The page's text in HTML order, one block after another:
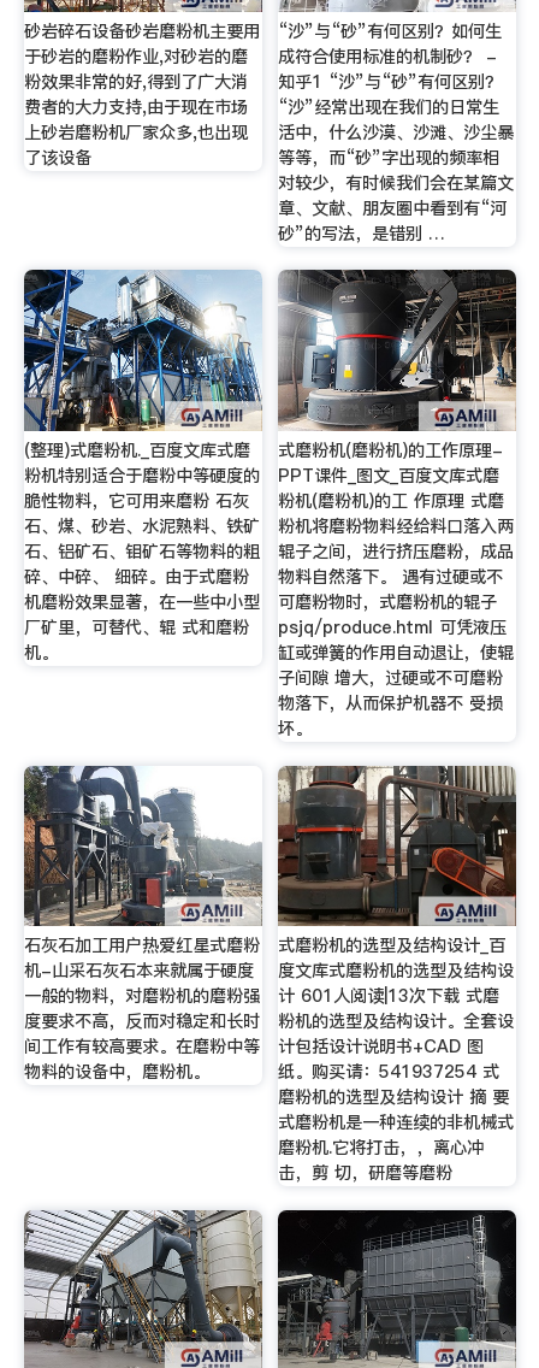
砂岩碎石设备砂岩磨粉机主要用
于砂岩的磨粉作业,对砂岩的磨
粉效果非常的好,得到了广大消
费者的大力支持,由于现在市场
上砂岩磨粉机厂家众多,也出现
了该设备
“沙”与“砂”有何区别？如何生
成符合使用标准的机制砂？ -
知乎1 “沙”与“砂”有何区别？
“沙”经常出现在我们的日常生
活中，什么沙漠、沙滩、沙尘暴
等等，而“砂”字出现的频率相
对较少，有时候我们会在某篇文
章、文献、朋友圈中看到有“河
砂”的写法，是错别 …
(整理)式磨粉机._百度文库式磨
粉机特别适合于磨粉中等硬度的
脆性物料，它可用来磨粉 石灰
石、煤、砂岩、水泥熟料、铁矿
石、铝矿石、钼矿石等物料的粗
碎、中碎、 细碎。由于式磨粉
机磨粉效果显著，在一些中小型
厂矿里，可替代、辊 式和磨粉
机。
式磨粉机(磨粉机)的工作原理-
PPT课件_图文_百度文库式磨
粉机(磨粉机)的工 作原理 式磨
粉机将磨粉物料经给料口落入两
辊子之间，进行挤压磨粉，成品
物料自然落下。 遇有过硬或不
可磨粉物时，式磨粉机的辊子
psjq/produce.html 可凭液压
缸或弹簧的作用自动退让，使辊
子间隙 增大，过硬或不可磨粉
物落下，从而保护机器不 受损
坏。
石灰石加工用户热爱红星式磨粉
机-山采石灰石本来就属于硬度
一般的物料，对磨粉机的磨粉强
度要求不高，反而对稳定和长时
间工作有较高要求。在磨粉中等
物料的设备中，磨粉机。
式磨粉机的选型及结构设计_百
度文库式磨粉机的选型及结构设
计 601人阅读|13次下载 式磨
粉机的选型及结构设计。全套设
计包括设计说明书+CAD 图
纸。购买请：541937254 式
磨粉机的选型及结构设计 摘 要
式磨粉机是一种连续的非机械式
磨粉机.它将打击，，离心冲
击，剪 切，研磨等磨粉